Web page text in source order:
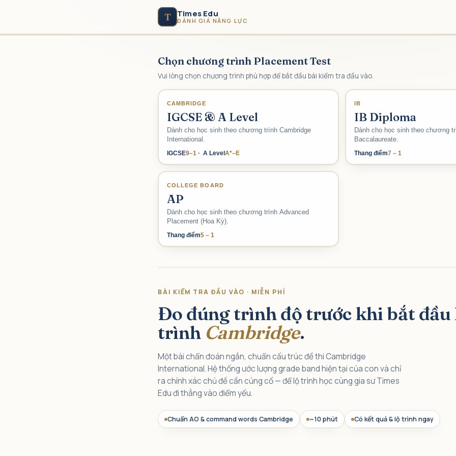
T Times Edu
ĐÁNH GIÁ NĂNG LỰC
Chọn chương trình Placement Test
Vui lòng chọn chương trình phù hợp để bắt đầu bài kiểm tra đầu vào.
CAMBRIDGE
IGCSE & A Level
Dành cho học sinh theo chương trình Cambridge
International.
IGCSE9–1 · A Level A*–E
IB
IB Diploma
Dành cho học sinh theo chương
Baccalaureate.
Thang điểm7 – 1
COLLEGE BOARD
AP
Dành cho học sinh theo chương trình Advanced
Placement (Hoa Kỳ).
Thang điểm5 – 1
BÀI KIỂM TRA ĐẦU VÀO · MIỄN PHÍ
Đo đúng trình độ trước khi bắt đầu
trình Cambridge.
Một bài chẩn đoán ngắn, chuẩn cấu trúc đề thi Cambridge
International. Hệ thống ước lượng grade band hiện tại của con và chỉ
ra chính xác chủ đề cần củng cố — để lộ trình học cùng gia sư Times
Edu đi thẳng vào điểm yếu.
Chuẩn AO & command words Cambridge ~10 phút Có kết quả & lộ trình ngay